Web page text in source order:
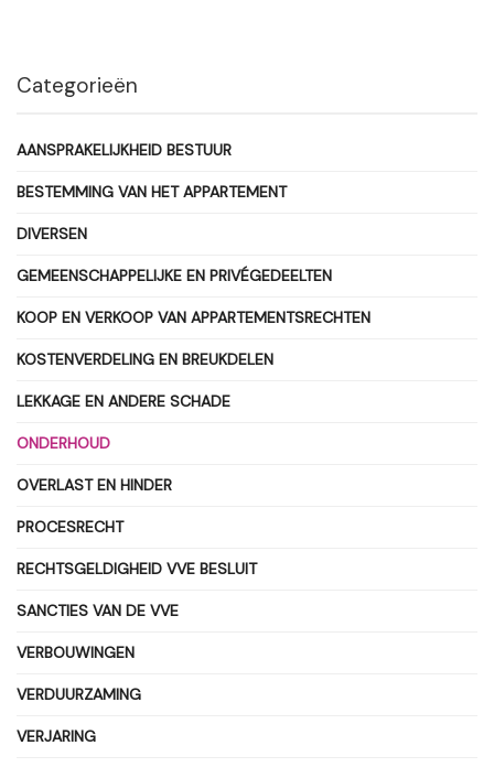
Categorieën
AANSPRAKELIJKHEID BESTUUR
BESTEMMING VAN HET APPARTEMENT
DIVERSEN
GEMEENSCHAPPELIJKE EN PRIVÉGEDEELTEN
KOOP EN VERKOOP VAN APPARTEMENTSRECHTEN
KOSTENVERDELING EN BREUKDELEN
LEKKAGE EN ANDERE SCHADE
ONDERHOUD
OVERLAST EN HINDER
PROCESRECHT
RECHTSGELDIGHEID VVE BESLUIT
SANCTIES VAN DE VVE
VERBOUWINGEN
VERDUURZAMING
VERJARING